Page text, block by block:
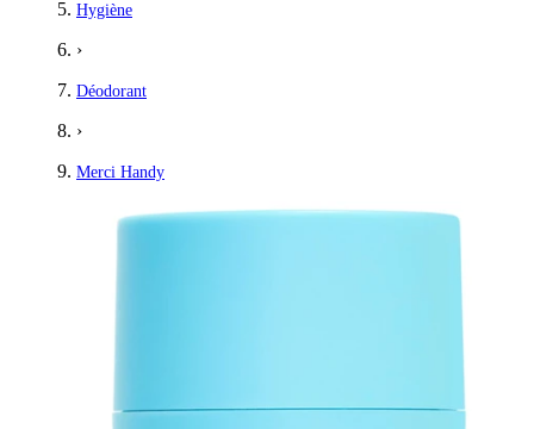
Hygiène
›
Déodorant
›
Merci Handy